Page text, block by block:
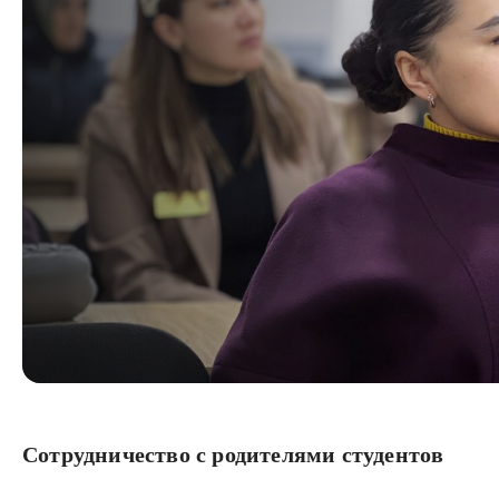
Сотрудничество с родителями студентов